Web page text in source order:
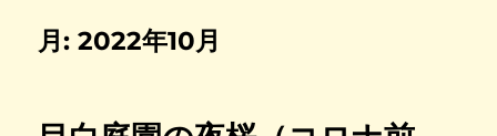
月:2022年10月